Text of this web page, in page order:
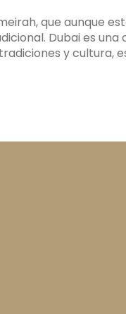
que aunque
Dubai es
y cultura,